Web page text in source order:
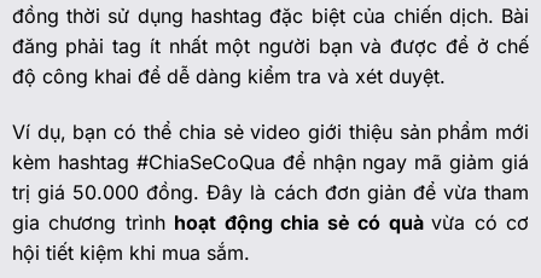
đồng thời sử dụng hashtag đặc biệt của chiến dịch. Bài
đăng phải tag ít nhất một người bạn và được để ở chế
độ công khai để dễ dàng kiểm tra và xét duyệt.
Ví dụ, bạn có thể chia sẻ video giới thiệu sản phẩm mới
kèm hashtag #ChiaSeCoQua để nhận ngay mã giảm giá
trị giá 50.000 đồng. Đây là cách đơn giản để vừa tham
gia chương trình hoạt động chia sẻ có quàvừa có cơ
hội tiết kiệm khi mua sắm.